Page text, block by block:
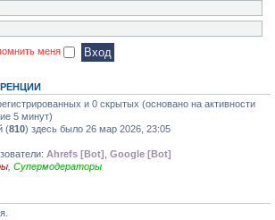
меня
и 0 скрытых (основано на активности
5 минут)
(810) здесь было 26 мар 2026, 23:05
Ahrefs [Bot] Google [Bot]
Супермодераторы